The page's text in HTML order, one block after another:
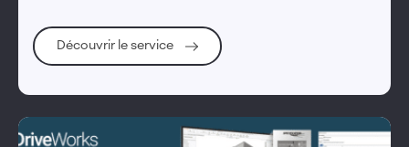
Découvrir le service